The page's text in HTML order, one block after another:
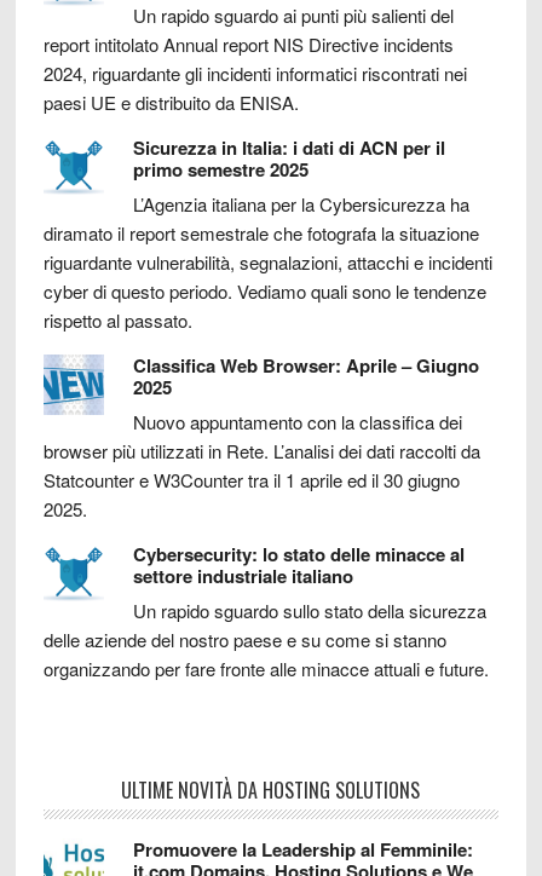
Un rapido sguardo ai punti più salienti del
report intitolato Annual report NIS Directive incidents
2024, riguardante gli incidenti informatici riscontrati nei
paesi UE e distribuito da ENISA.
Sicurezza in Italia: i dati di ACN per il
primo semestre 2025
L’Agenzia italiana per la Cybersicurezza ha
diramato il report semestrale che fotografa la situazione
riguardante vulnerabilità, segnalazioni, attacchi e incidenti
cyber di questo periodo. Vediamo quali sono le tendenze
rispetto al passato.
Classifica Web Browser: Aprile – Giugno
2025
Nuovo appuntamento con la classifica dei
browser più utilizzati in Rete. L’analisi dei dati raccolti da
Statcounter e W3Counter tra il 1 aprile ed il 30 giugno
2025.
Cybersecurity: lo stato delle minacce al
settore industriale italiano
Un rapido sguardo sullo stato della sicurezza
delle aziende del nostro paese e su come si stanno
organizzando per fare fronte alle minacce attuali e future.
ULTIME NOVITÀ DA HOSTING SOLUTIONS
Promuovere la Leadership al Femminile: